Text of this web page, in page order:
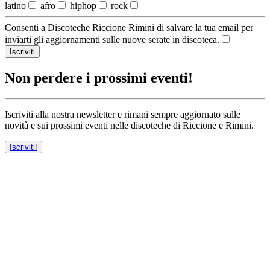
latino
afro hiphop rock
Consenti a Discoteche Riccione Rimini di salvare la tua email per
inviarti gli aggiornamenti sulle nuove serate in discoteca.
Iscriviti
Non perdere i prossimi eventi!
Iscriviti alla nostra newsletter e rimani sempre aggiornato sulle
novità e sui prossimi eventi nelle discoteche di Riccione e Rimini.
Iscriviti!